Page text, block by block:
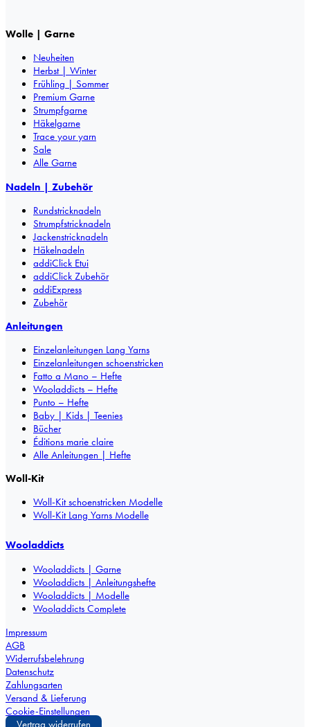
Wolle | Garne
Neuheiten
Herbst | Winter
Frühling | Sommer
Premium Garne
Strumpfgarne
Häkelgarne
Trace your yarn
Sale
Alle Garne
Nadeln | Zubehör
Rundstricknadeln
Strumpfstricknadeln
Jackenstricknadeln
Häkelnadeln
addiClick Etui
addiClick Zubehör
addiExpress
Zubehör
Anleitungen
Einzelanleitungen Lang Yarns
Einzelanleitungen schoenstricken
Fatto a Mano – Hefte
Wooladdicts – Hefte
Punto – Hefte
Baby | Kids | Teenies
Bücher
Éditions marie claire
Alle Anleitungen | Hefte
Woll-Kit
Woll-Kit schoenstricken Modelle
Woll-Kit Lang Yarns Modelle
Wooladdicts
Wooladdicts | Garne
Wooladdicts | Anleitungshefte
Wooladdicts | Modelle
Wooladdicts Complete
Impressum
AGB
Widerrufsbelehrung
Datenschutz
Zahlungsarten
Versand & Lieferung
Cookie-Einstellungen
Vertrag widerrufen